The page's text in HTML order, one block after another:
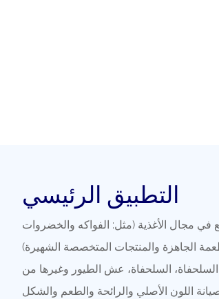
التطبيق الرئيسي
مجال الأغذية (مثل: الفواكه والخضروات
الجاهزة والمنتجات المتخصصة الشهيرة)
السلحفاة، السلحفاة، عش الطيور وغيرها من
اللون الأصلي والرائحة والطعم والشكل